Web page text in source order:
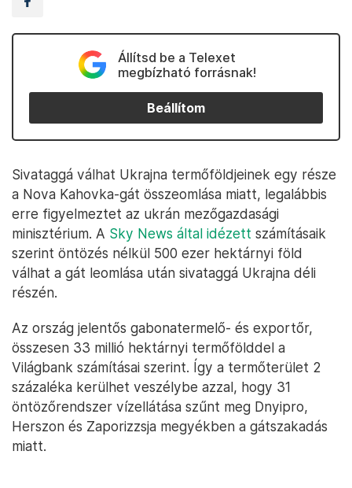
Állítsd be a Telexet
megbízható forrásnak!
Beállítom
Sivataggá válhat Ukrajna termőföldjeinek egy része
a Nova Kahovka-gát összeomlása miatt, legalábbis
erre figyelmeztet az ukrán mezőgazdasági
minisztérium. A Sky News által idézett számításaik
szerint öntözés nélkül 500 ezer hektárnyi föld
válhat a gát leomlása után sivataggá Ukrajna déli
részén.
Az ország jelentős gabonatermelő- és exportőr,
összesen 33 millió hektárnyi termőfölddel a
Világbank számításai szerint. Így a termőterület 2
százaléka kerülhet veszélybe azzal, hogy 31
öntözőrendszer vízellátása szűnt meg Dnyipro,
Herszon és Zaporizzsja megyékben a gátszakadás
miatt.